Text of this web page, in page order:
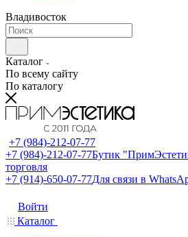
Владивосток
Каталог
По всему сайту
По каталогу
+7 (984)-212-07-77
+7 (984)-212-07-77Бутик
торговля
+7 (914)-650-07-77Для связи в
Войти
Каталог